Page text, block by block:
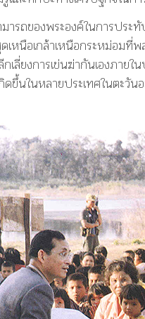
ารถของพระองค์ในการปร
เหนือเกล้าเหนือกระหม่อม
เลี่ยงการเข่นฆ่ากันเองภาย
ดขึ้นในหลายประเทศในตะวั